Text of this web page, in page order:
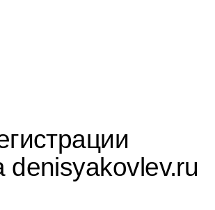
denisyakovlev.ru